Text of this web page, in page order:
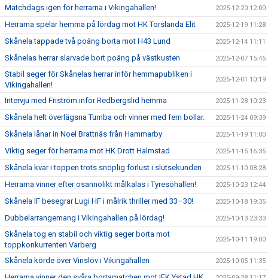
Matchdags igen för herrarna i Vikingahallen! 2025-12-20 12:00
Herrarna spelar hemma på lördag mot HK Torslanda Elit 2025-12-19 11:28
Skånela tappade två poäng borta mot H43 Lund 2025-12-14 11:11
Skånelas herrar slarvade bort poäng på västkusten 2025-12-07 15:45
Stabil seger för Skånelas herrar inför hemmapubliken i
Vikingahallen!
2025-12-01 10:19
Intervju med Friström inför Redbergslid hemma 2025-11-28 10:23
Skånela helt överlägsna Tumba och vinner med fem bollar. 2025-11-24 09:39
Skånela lånar in Noel Brattnäs från Hammarby 2025-11-19 11:00
Viktig seger för herrarna mot HK Drott Halmstad 2025-11-15 16:35
Skånela kvar i toppen trots snöplig förlust i slutsekunden 2025-11-10 08:28
Herrarna vinner efter osannolikt målkalas i Tyresöhallen! 2025-10-23 12:44
Skånela IF besegrar Lugi HF i målrik thriller med 33–30! 2025-10-18 19:35
Dubbelarrangemang i Vikingahallen på lördag! 2025-10-13 23:33
Skånela tog en stabil och viktig seger borta mot
toppkonkurrenten Varberg
2025-10-11 19:00
Skånela körde över Vinslöv i Vikingahallen 2025-10-05 11:35